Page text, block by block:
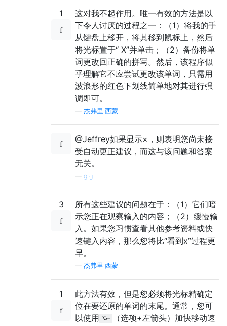
1
这对我不起作用。唯一有效的方法是以
下令人讨厌的过程之一：（1）将我的手
从键盘上移开，将其移到鼠标上，然后
将光标置于“ X”并单击；（2）备份将单
词更改回正确的拼写。然后，该程序似
乎理解它不应尝试更改该单词，只需用
波浪形的红色下划线简单地对其进行强
调即可。
杰弗里·西蒙
@Jeffrey如果显示×，则表明您尚未接
受自动更正建议，而这与该问题和答案
无关。
grg
3
所有这些建议的问题在于：（1）它们暗
示您正在观察输入的内容；（2）缓慢输
入。如果您习惯查看其他参考资料或快
速键入内容，那么您将比“看到x”过程更
早。
杰弗里·西蒙
1
此方法有效，但是您必须将光标精确定
位在要还原的单词的末尾。通常，您可
以使用 ⌥←
（选项+左箭头）加快移动速